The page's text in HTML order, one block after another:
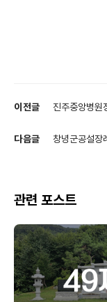
이전글 진주중앙병원
다음글 창녕군공설장
관련 포스트